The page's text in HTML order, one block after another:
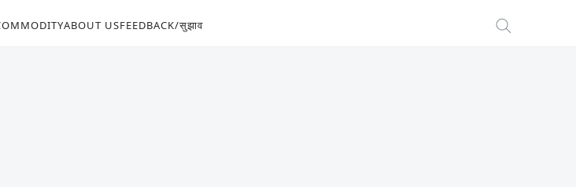
ABOUT USFEEDBACK/सुझाव